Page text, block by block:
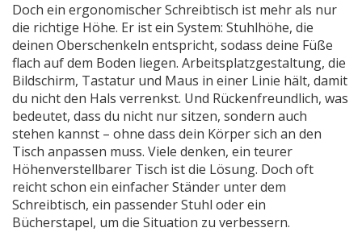
Doch ein ergonomischer Schreibtisch ist mehr als nur
die richtige Höhe. Er ist ein System: Stuhlhöhe, die
deinen Oberschenkeln entspricht, sodass deine Füße
flach auf dem Boden liegen. Arbeitsplatzgestaltung, die
Bildschirm, Tastatur und Maus in einer Linie hält, damit
du nicht den Hals verrenkst. Und Rückenfreundlich, was
bedeutet, dass du nicht nur sitzen, sondern auch
stehen kannst – ohne dass dein Körper sich an den
Tisch anpassen muss. Viele denken, ein teurer
Höhenverstellbarer Tisch ist die Lösung. Doch oft
reicht schon ein einfacher Ständer unter dem
Schreibtisch, ein passender Stuhl oder ein
Bücherstapel, um die Situation zu verbessern.